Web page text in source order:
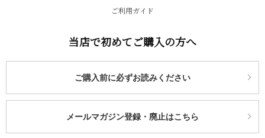
ご利用ガイド
当店で初めてご購入の方へ
ご購入前に必ずお読みください
メールマガジン登録・廃止はこちら